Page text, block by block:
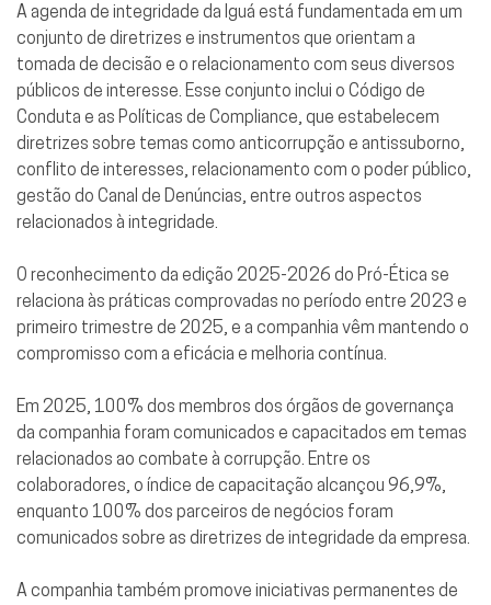
A agenda de integridade da Iguá está fundamentada em um
conjunto de diretrizes e instrumentos que orientam a
tomada de decisão e o relacionamento com seus diversos
públicos de interesse. Esse conjunto inclui o Código de
Conduta e as Políticas de Compliance, que estabelecem
diretrizes sobre temas como anticorrupção e antissuborno,
conflito de interesses, relacionamento com o poder público,
gestão do Canal de Denúncias, entre outros aspectos
relacionados à integridade.
O reconhecimento da edição 2025-2026 do Pró-Ética se
relaciona às práticas comprovadas no período entre 2023 e
primeiro trimestre de 2025, e a companhia vêm mantendo o
compromisso com a eficácia e melhoria contínua.
Em 2025, 100% dos membros dos órgãos de governança
da companhia foram comunicados e capacitados em temas
relacionados ao combate à corrupção. Entre os
colaboradores, o índice de capacitação alcançou 96,9%,
enquanto 100% dos parceiros de negócios foram
comunicados sobre as diretrizes de integridade da empresa.
A companhia também promove iniciativas permanentes de